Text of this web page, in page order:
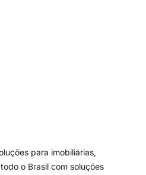
para imobiliárias,
o Brasil com soluções